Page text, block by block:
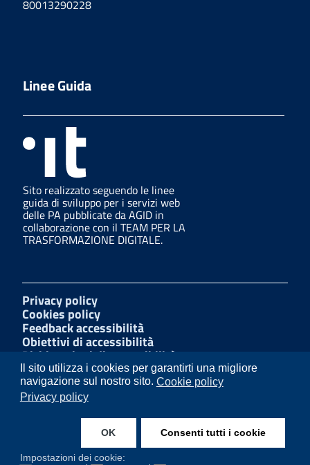
Il sito utilizza i cookies per garantirti una migliore
navigazione sul nostro sito. Cookie policy
Privacy policy
OK Consenti tutti i cookie
Impostazioni dei cookie:
80013290228
Linee Guida
Sito realizzato seguendo le linee
guida di sviluppo per i servizi web
delle PA pubblicate da AGID in
collaborazione con il TEAM PER LA
TRASFORMAZIONE DIGITALE.
Privacy policy
Cookies policy
Feedback accessibilità
Obiettivi di accessibilità
Dichiarazioni di accessibilità
Amministrazione Trasparente
Mappa del sito
Segnalazioni di illecito
Instagram
Facebook